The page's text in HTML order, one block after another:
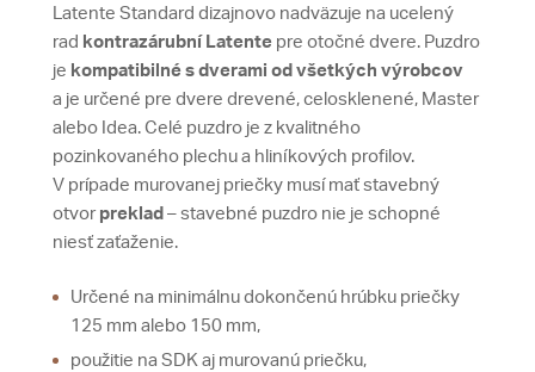
Latente Standard dizajnovo nadväzuje na ucelený
rad kontrazárubní Latente pre otočné dvere. Puzdro
je kompatibilné s dverami od všetkých výrobcov
a je určené pre dvere drevené, celosklenené, Master
alebo Idea. Celé puzdro je z kvalitného
pozinkovaného plechu a hliníkových profilov.
V prípade murovanej priečky musí mať stavebný
otvor preklad – stavebné puzdro nie je schopné
niesť zaťaženie.
Určené na minimálnu dokončenú hrúbku priečky
125 mm alebo 150 mm,
použitie na SDK aj murovanú priečku,